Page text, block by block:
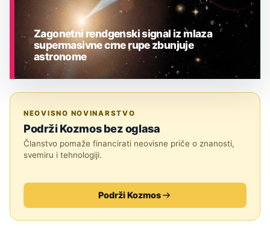
Zagonetni rendgenski signal iz mlaza
supermasivne crne rupe zbunjuje
astronome
NEOVISNO NOVINARSTVO
Podrži Kozmos bez oglasa
Članstvo pomaže financirati neovisne priče o znanosti,
svemiru i tehnologiji.
Podrži Kozmos